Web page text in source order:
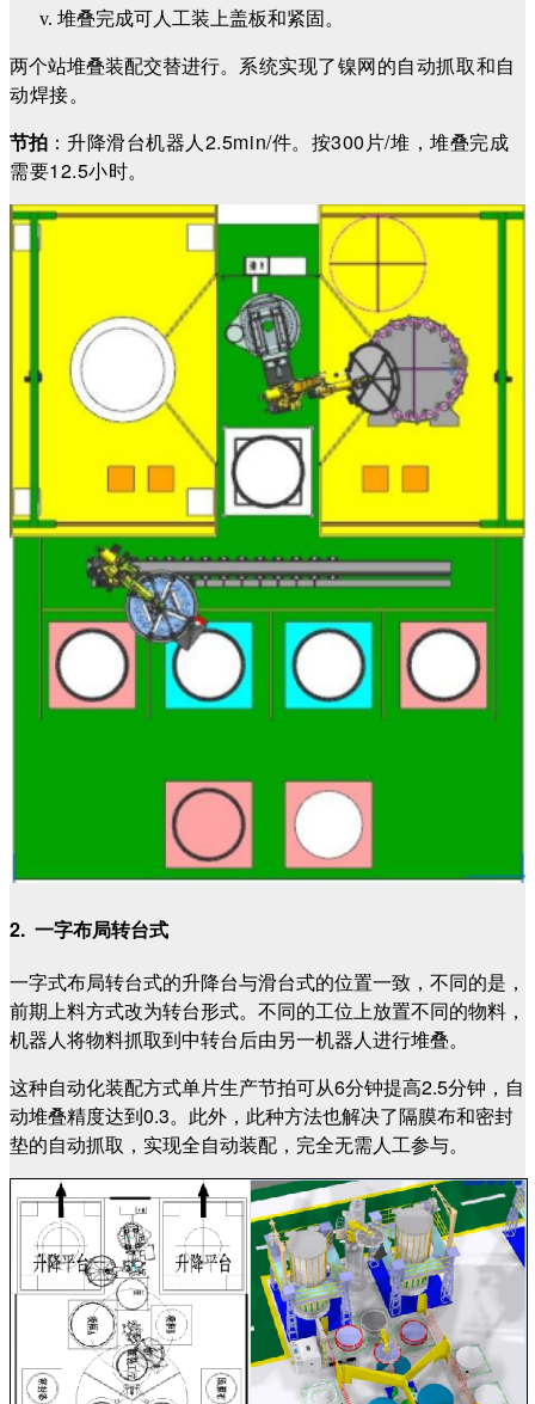
堆叠完成可人工装上盖板和紧固。
两个站堆叠装配交替进行。 系统实现了镍网的自动抓取和自
动焊接。
节拍 ： 升降滑台机器人2.5min/件。按300片/堆，堆叠完成
需要12.5小时。
2. 一字布局转台式
一字式布局转台式的升降台与滑台式的位置一致，不同的是，
前期上料方式改为转台形式。不同的工位上放置不同的物料，
机器人将物料抓取到中转台后由另一机器人进行堆叠。
这种自动化装配方式单片生产节拍可从6分钟提高2.5分钟，自
动堆叠精度达到0.3。此外，此种方法也解决了隔膜布和密封
垫的自动抓取，实现全自动装配，完全无需人工参与。